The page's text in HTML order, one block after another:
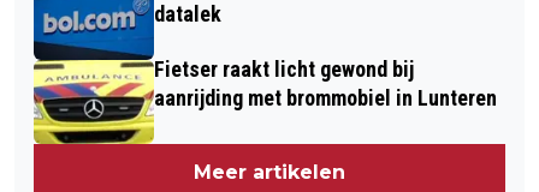
datalek
Fietser raakt licht gewond bij
aanrijding met brommobiel in Lunteren
Meer artikelen